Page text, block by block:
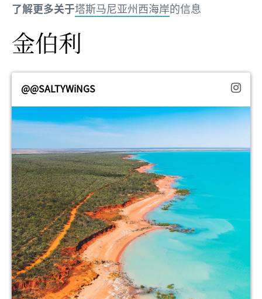
了解更多关于塔斯马尼亚州西海岸的信息
金伯利
@@SALTYWiNGS